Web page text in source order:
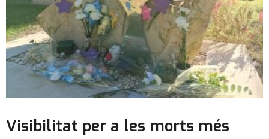
Visibilitat per a les morts més